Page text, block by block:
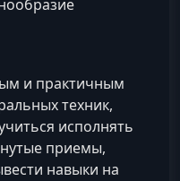
и практичным
техник,
исполнять
приемы,
навыки на